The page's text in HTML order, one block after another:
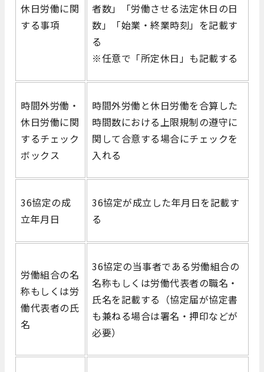
休日労働に関
する事項
者数」「労働させる法定休日の日
数」「始業・終業時刻」を記載す
る
※任意で「所定休日」も記載する
時間外労働・
休日労働に関
するチェック
ボックス
時間外労働と休日労働を合算した
時間数における上限規制の遵守に
関して合意する場合にチェックを
入れる
36協定の成
立年月日
36協定が成立した年月日を記載す
る
労働組合の名
称もしくは労
働代表者の氏
名
36協定の当事者である労働組合の
名称もしくは労働代表者の職名・
氏名を記載する（協定届が協定書
も兼ねる場合は署名・押印などが
必要）